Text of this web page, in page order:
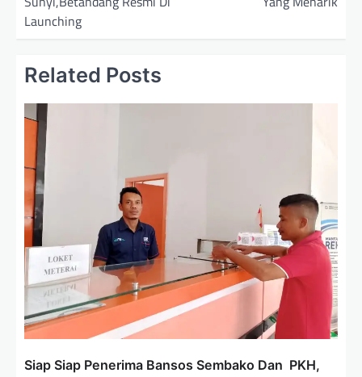
Launching
Related Posts
Siap Siap Penerima Bansos Sembako Dan PKH,